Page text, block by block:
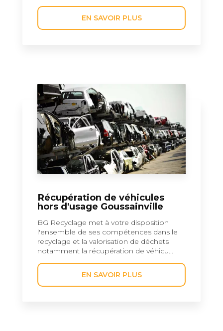
EN SAVOIR PLUS
Récupération de véhicules
hors d'usage Goussainville
BG Recyclage met à votre disposition
l'ensemble de ses compétences dans le
recyclage et la valorisation de déchets
notamment la récupération de véhicu...
EN SAVOIR PLUS